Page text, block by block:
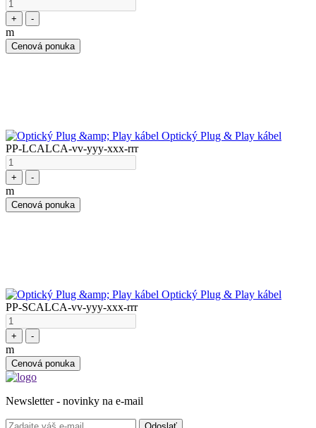
+ -
m
Cenová ponuka
Optický Plug & Play kábel
PP-LCALCA-vv-yyy-xxx-rrr
+ -
m
Cenová ponuka
Optický Plug & Play kábel
PP-SCALCA-vv-yyy-xxx-rrr
+ -
m
Cenová ponuka
Newsletter - novinky na e-mail